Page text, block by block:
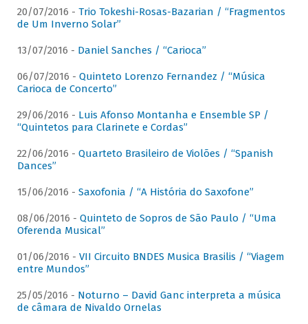
20/07/2016 - Trio Tokeshi-Rosas-Bazarian / “Fragmentos
de Um Inverno Solar”
13/07/2016 - Daniel Sanches / “Carioca”
06/07/2016 - Quinteto Lorenzo Fernandez / “Música
Carioca de Concerto”
29/06/2016 - Luis Afonso Montanha e Ensemble SP /
“Quintetos para Clarinete e Cordas”
22/06/2016 - Quarteto Brasileiro de Violões / “Spanish
Dances”
15/06/2016 - Saxofonia / “A História do Saxofone”
08/06/2016 - Quinteto de Sopros de São Paulo / “Uma
Oferenda Musical”
01/06/2016 - VII Circuito BNDES Musica Brasilis / “Viagem
entre Mundos”
25/05/2016 - Noturno – David Ganc interpreta a música
de câmara de Nivaldo Ornelas